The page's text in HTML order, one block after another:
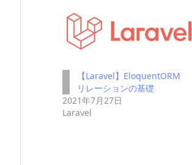
【Laravel】EloquentORM
リレーションの基礎
2021年7月27日
Laravel